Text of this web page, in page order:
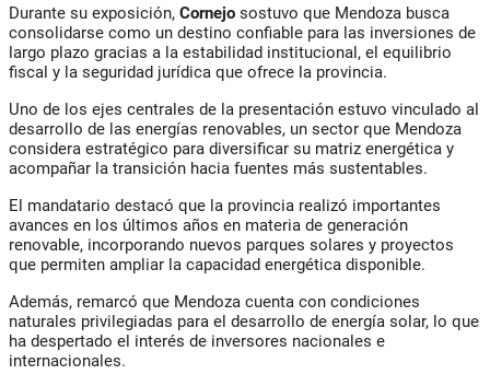
Durante su exposición, Cornejo sostuvo que Mendoza busca
consolidarse como un destino confiable para las inversiones de
largo plazo gracias a la estabilidad institucional, el equilibrio
fiscal y la seguridad jurídica que ofrece la provincia.
Uno de los ejes centrales de la presentación estuvo vinculado al
desarrollo de las energías renovables, un sector que Mendoza
considera estratégico para diversificar su matriz energética y
acompañar la transición hacia fuentes más sustentables.
El mandatario destacó que la provincia realizó importantes
avances en los últimos años en materia de generación
renovable, incorporando nuevos parques solares y proyectos
que permiten ampliar la capacidad energética disponible.
Además, remarcó que Mendoza cuenta con condiciones
naturales privilegiadas para el desarrollo de energía solar, lo que
ha despertado el interés de inversores nacionales e
internacionales.